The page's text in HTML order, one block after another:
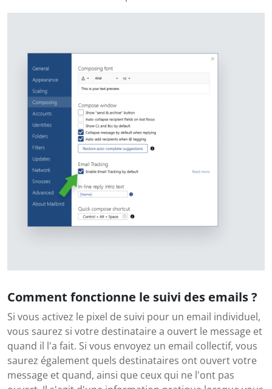
Comment fonctionne le suivi des emails ?
Si vous activez le pixel de suivi pour un email individuel,
vous saurez si votre destinataire a ouvert le message et
quand il l'a fait. Si vous envoyez un email collectif, vous
saurez également quels destinataires ont ouvert votre
message et quand, ainsi que ceux qui ne l'ont pas